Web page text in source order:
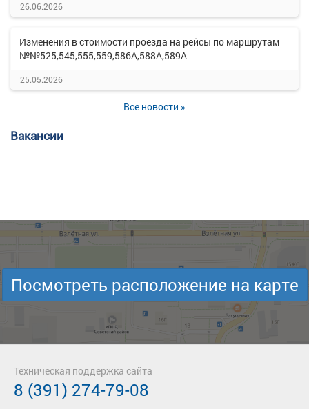
26.06.2026
Изменения в стоимости проезда на рейсы по маршрутам
№№525,545,555,559,586А,588А,589А
25.05.2026
Все новости »
Вакансии
Посмотреть расположение на карте
Техническая поддержка сайта
8 (391) 274-79-08